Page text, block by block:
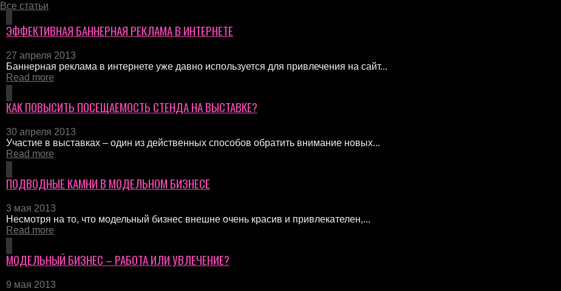
Все статьи
ЭФФЕКТИВНАЯ БАННЕРНАЯ РЕКЛАМА В ИНТЕРНЕТЕ
27 апреля 2013
Баннерная реклама в интернете уже давно используется для привлечения на сайт...
Read more
КАК ПОВЫСИТЬ ПОСЕЩАЕМОСТЬ СТЕНДА НА ВЫСТАВКЕ?
30 апреля 2013
Участие в выставках – один из действенных способов обратить внимание новых...
Read more
ПОДВОДНЫЕ КАМНИ В МОДЕЛЬНОМ БИЗНЕСЕ
3 мая 2013
Несмотря на то, что модельный бизнес внешне очень красив и привлекателен,...
Read more
МОДЕЛЬНЫЙ БИЗНЕС – РАБОТА ИЛИ УВЛЕЧЕНИЕ?
9 мая 2013